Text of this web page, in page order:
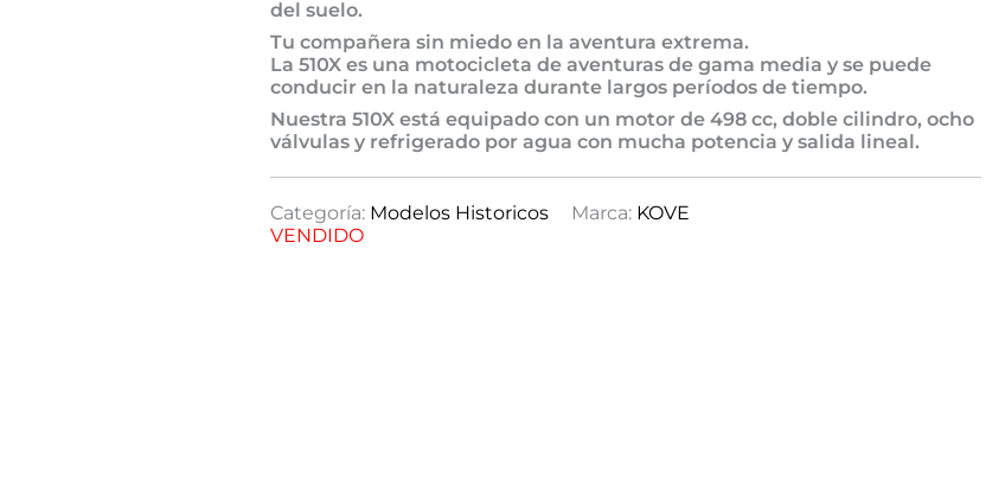
del suelo.
Tu compañera sin miedo en la aventura extrema.
La 510X es una motocicleta de aventuras de gama media y se puede
conducir en la naturaleza durante largos períodos de tiempo.
Nuestra 510X está equipado con un motor de 498 cc, doble cilindro, ocho
válvulas y refrigerado por agua con mucha potencia y salida lineal.
Categoría: Modelos Historicos Marca: KOVE
VENDIDO